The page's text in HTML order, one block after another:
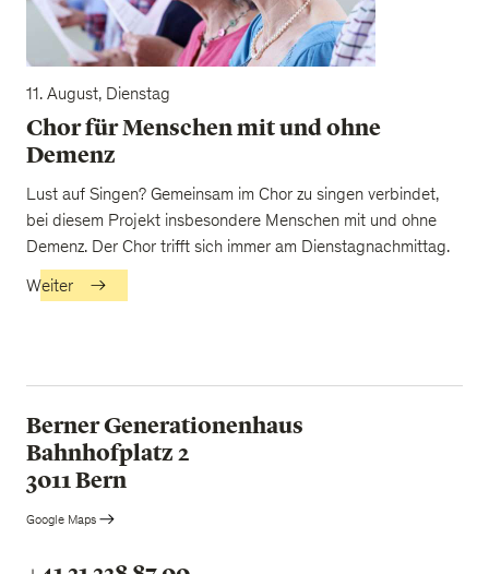
11. August, Dienstag
Chor für Menschen mit und ohne
Demenz
Lust auf Singen? Gemeinsam im Chor zu singen verbindet,
bei diesem Projekt insbesondere Menschen mit und ohne
Demenz. Der Chor trifft sich immer am Dienstagnachmittag.
Weiter
Berner Generationenhaus
Bahnhofplatz 2
3011 Bern
Google Maps